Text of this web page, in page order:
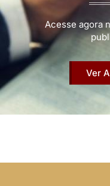
Acesse agora
Ver